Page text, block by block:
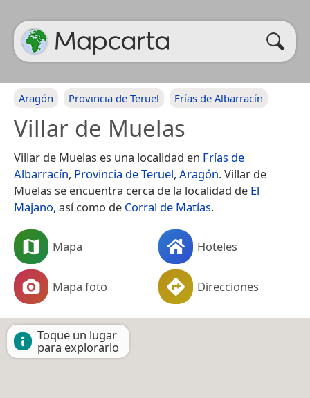
Aragón Provincia de Teruel Frías de Albarracín
Villar de Muelas
Villar de Muelas es una localidad en Frías de
Albarracín, Provincia de Teruel, Aragón. Villar de
Muelas se encuentra cerca de la localidad de El
Majano, así como de Corral de Matías.
Mapa Hoteles
Mapa foto Direcciones
Toque un lugar
para explorarlo